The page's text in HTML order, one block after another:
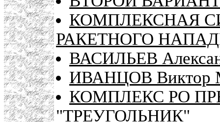
КОМПЛЕКСНАЯ
РАКЕТНОГО
ВАСИЛЬЕВ
ИВАНЦОВ Виктор
КОМПЛЕКС РО
"ТРЕУГОЛЬНИК"